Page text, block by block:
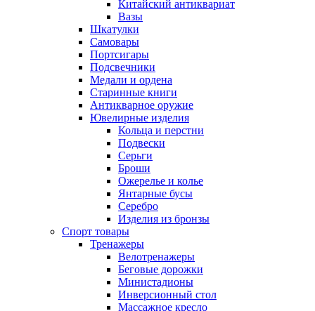
Китайский антиквариат
Вазы
Шкатулки
Самовары
Портсигары
Подсвечники
Медали и ордена
Старинные книги
Антикварное оружие
Ювелирные изделия
Кольца и перстни
Подвески
Серьги
Броши
Ожерелье и колье
Янтарные бусы
Серебро
Изделия из бронзы
Спорт товары
Тренажеры
Велотренажеры
Беговые дорожки
Министадионы
Инверсионный стол
Массажное кресло